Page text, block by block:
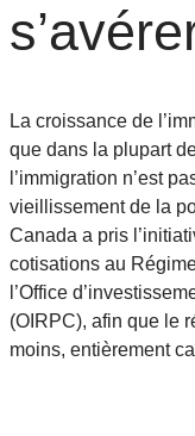
La croissance de
que dans la plupart
l’immigration n’est
vieillissement de la
Canada a pris
cotisations au
l’Office
(OIRPC), afin que le
moins, entièrement